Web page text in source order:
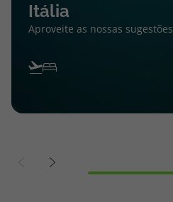
Itália
Aproveite as nossas sugestões